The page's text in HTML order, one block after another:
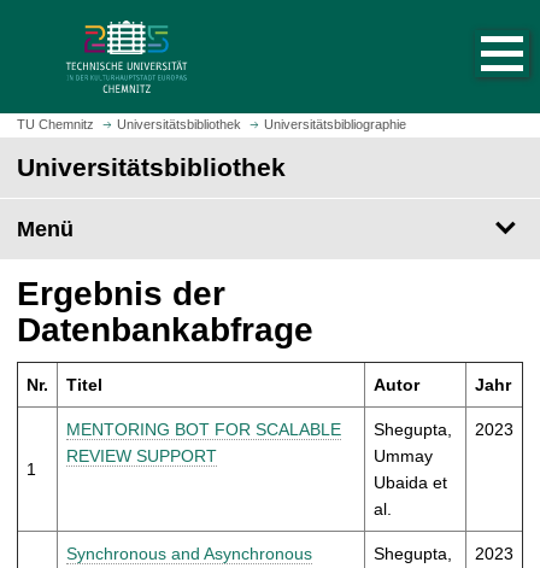
z
m
t
e
i
t
u
f
u
f
TU Chemnitz Universitätsbibliothek Universitätsbibliographie
Universitätsbibliothek
Menü
Ergebnis der
Datenbankabfrage
Nr. Titel Autor Jahr
1
MENTORING BOT FOR SCALABLE
REVIEW SUPPORT
Shegupta,
Ummay
Ubaida et
al.
2023
Synchronous and Asynchronous
Shegupta,
2023